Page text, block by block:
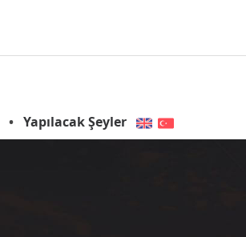
• Yapılacak Şeyler